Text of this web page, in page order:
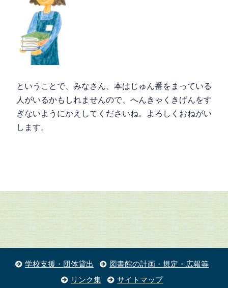
ということで、みなさん、本はじゅん番をまっている
人がいるかもしれませんので、へんきゃくきげんをす
ぎないようにかえしてくださいね。よろしくおねがい
します。
学校支援・団体貸出
図書館の計画・規定・広報等
リンク集
サイトマップ